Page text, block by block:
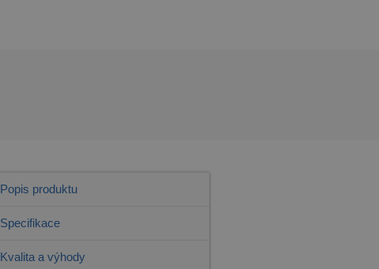
Popis produktu
Specifikace
Kvalita a výhody